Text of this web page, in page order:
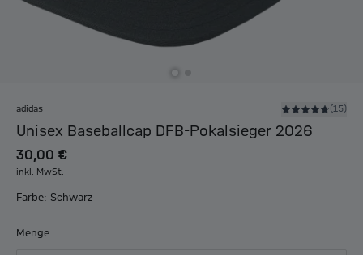
adidas (15)
Unisex Baseballcap DFB-Pokalsieger 2026
30,00 €
inkl. MwSt.
Farbe: Schwarz
Menge